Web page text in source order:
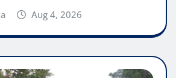
Aug 4, 2026